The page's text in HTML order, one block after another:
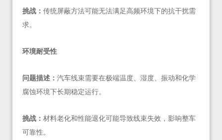
挑战： 传统屏蔽方法可能无法满足高频环境下的抗干扰需
求。
环境耐受性
问题描述： 汽车线束需要在极端温度、湿度、振动和化学
腐蚀环境下长期稳定运行。
挑战： 材料老化和性能退化可能导致线束失效，影响整车
可靠性。